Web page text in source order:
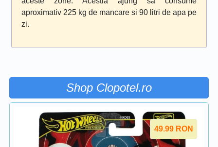
aproximativ 225 kg de mancare si 90 litri de apa pe
zi.
Shop Clopotel.ro
49.99 RON